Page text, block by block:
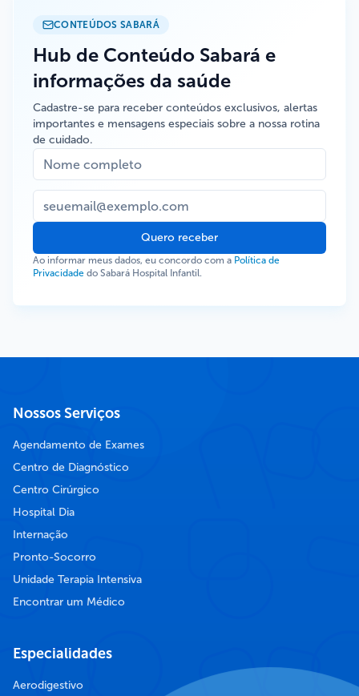
CONTEÚDOS SABARÁ
Hub de Conteúdo Sabará e
informações da saúde
Cadastre-se para receber conteúdos exclusivos, alertas
importantes e mensagens especiais sobre a nossa rotina
de cuidado.
Quero receber
Ao informar meus dados, eu concordo com a Política de
Privacidade do Sabará Hospital Infantil.
Nossos Serviços
Agendamento de Exames
Centro de Diagnóstico
Centro Cirúrgico
Hospital Dia
Internação
Pronto-Socorro
Unidade Terapia Intensiva
Encontrar um Médico
Especialidades
Aerodigestivo